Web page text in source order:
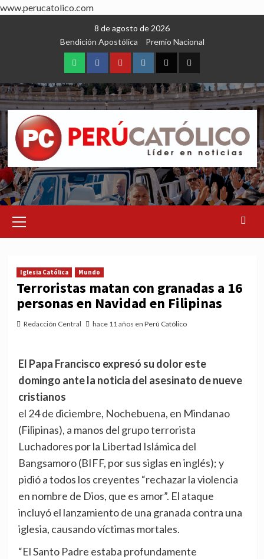
www.perucatolico.com
8 de agosto de 2026
Bendición Apostólica
Premio Nacional
WhatsAppFacebookYoutubeInstagram
X TikTok
Menu
Iglesia Católica Mundo
Terroristas matan con granadas a 16
personas en Navidad en Filipinas
Redacción Central hace 11 años en Perú Católico
El Papa Francisco expresó su dolor este
domingo ante la noticia del asesinato de nueve
cristianos
el 24 de diciembre, Nochebuena, en Mindanao
(Filipinas), a manos del grupo terrorista
Luchadores por la Libertad Islámica del
Bangsamoro (BIFF, por sus siglas en inglés); y
pidió a todos los creyentes “rechazar la violencia
en nombre de Dios, que es amor”. El ataque
incluyó el lanzamiento de una granada contra una
iglesia, causando víctimas mortales.
“El Santo Padre estaba profundamente